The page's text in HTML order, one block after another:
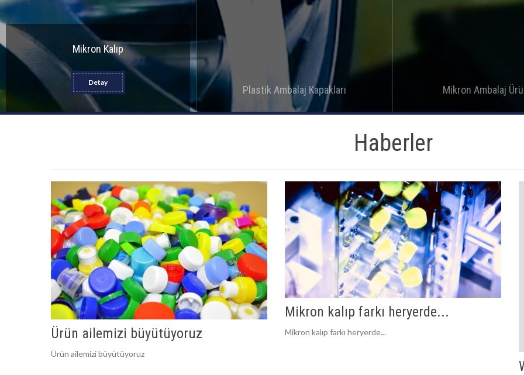
Mikron Kalıp
Detay
Plastik Ambalaj Kapakları Mikron Ambalaj
Haberler
Ürün ailemizi büyütüyoruz
Ürün ailemizi büyütüyoruz
Mikron kalıp farkı heryerde...
Mikron kalıp farkı heryerde...